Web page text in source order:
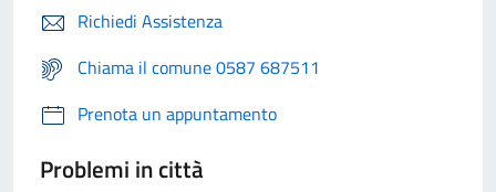
Richiedi Assistenza
Chiama il comune 0587 687511
Prenota un appuntamento
Problemi in città